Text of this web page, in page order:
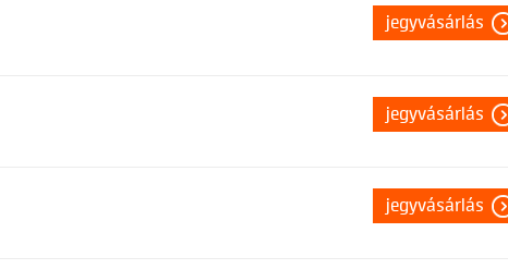
jegyvásárlás
jegyvásárlás
jegyvásárlás